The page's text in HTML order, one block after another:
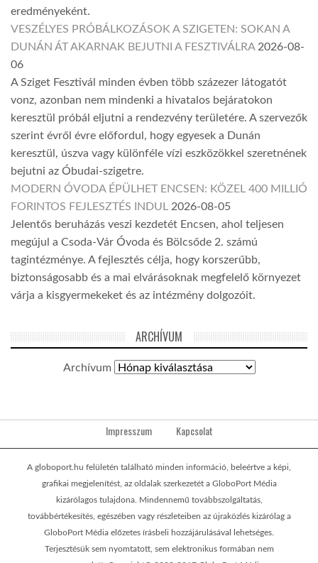
eredményeként.
VESZÉLYES PRÓBÁLKOZÁSOK A SZIGETEN: SOKAN A
DUNÁN ÁT AKARNAK BEJUTNI A FESZTIVÁLRA 2026-08-
06
A Sziget Fesztivál minden évben több százezer látogatót
vonz, azonban nem mindenki a hivatalos bejáratokon
keresztül próbál eljutni a rendezvény területére. A szervezők
szerint évről évre előfordul, hogy egyesek a Dunán
keresztül, úszva vagy különféle vízi eszközökkel szeretnének
bejutni az Óbudai-szigetre.
MODERN ÓVODA ÉPÜLHET ENCSEN: KÖZEL 400 MILLIÓ
FORINTOS FEJLESZTÉS INDUL 2026-08-05
Jelentős beruházás veszi kezdetét Encsen, ahol teljesen
megújul a Csoda-Vár Óvoda és Bölcsőde 2. számú
tagintézménye. A fejlesztés célja, hogy korszerűbb,
biztonságosabb és a mai elvárásoknak megfelelő környezet
várja a kisgyermekeket és az intézmény dolgozóit.
ARCHÍVUM
Archívum
Impresszum Kapcsolat
A globoport.hu felületén található minden információ, beleértve a képi,
grafikai megjelenítést, az oldalak szerkezetét a GloboPort Média
kizárólagos tulajdona. Mindennemű továbbszolgáltatás,
továbbértékesítés, egészében vagy részleteiben az újraközlés kizárólag a
GloboPort Média előzetes írásbeli hozzájárulásával lehetséges.
Terjesztésük sem nyomtatott, sem elektronikus formában nem